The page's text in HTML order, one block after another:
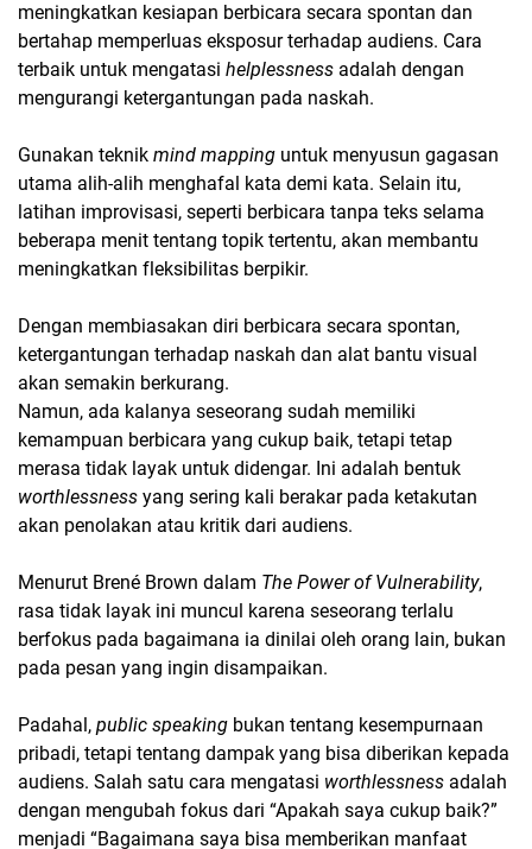
meningkatkan kesiapan berbicara secara spontan dan
bertahap memperluas eksposur terhadap audiens. Cara
terbaik untuk mengatasi helplessness adalah dengan
mengurangi ketergantungan pada naskah.
Gunakan teknik mind mapping untuk menyusun gagasan
utama alih-alih menghafal kata demi kata. Selain itu,
latihan improvisasi, seperti berbicara tanpa teks selama
beberapa menit tentang topik tertentu, akan membantu
meningkatkan fleksibilitas berpikir.
Dengan membiasakan diri berbicara secara spontan,
ketergantungan terhadap naskah dan alat bantu visual
akan semakin berkurang.
Namun, ada kalanya seseorang sudah memiliki
kemampuan berbicara yang cukup baik, tetapi tetap
merasa tidak layak untuk didengar. Ini adalah bentuk
worthlessness yang sering kali berakar pada ketakutan
akan penolakan atau kritik dari audiens.
Menurut Brené Brown dalam The Power of Vulnerability,
rasa tidak layak ini muncul karena seseorang terlalu
berfokus pada bagaimana ia dinilai oleh orang lain, bukan
pada pesan yang ingin disampaikan.
Padahal, public speaking bukan tentang kesempurnaan
pribadi, tetapi tentang dampak yang bisa diberikan kepada
audiens. Salah satu cara mengatasi worthlessness adalah
dengan mengubah fokus dari “Apakah saya cukup baik?”
menjadi “Bagaimana saya bisa memberikan manfaat